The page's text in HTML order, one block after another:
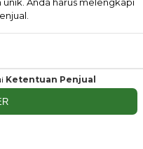
Ketentuan Penjual